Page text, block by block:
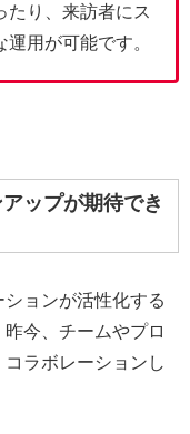
たり、来訪者にス
用が可能です。
ップが期待でき
ョンが活性化する
今、チームやプロ
ラボレーションし